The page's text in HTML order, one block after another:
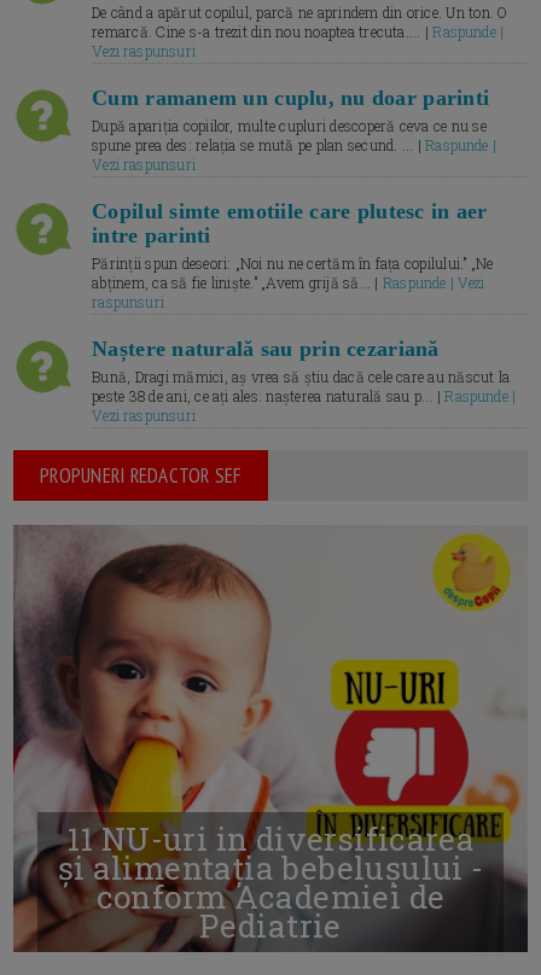
De când a apărut copilul, parcă ne aprindem din orice. Un ton. O
remarcă. Cine s-a trezit din nou noaptea trecuta.... |Raspunde |
Vezi raspunsuri
Cum ramanem un cuplu, nu doar parinti
După apariția copiilor, multe cupluri descoperă ceva ce nu se
spune prea des: relația se mută pe plan secund. ... |Raspunde |
Vezi raspunsuri
Copilul simte emotiile care plutesc in aer
intre parinti
Părinții spun deseori: „Noi nu ne certăm în fața copilului.” „Ne
abținem, ca să fie liniște.” „Avem grijă să... | Raspunde | Vezi
raspunsuri
Naștere naturală sau prin cezariană
Bună, Dragi mămici, aș vrea să știu dacă cele care au născut la
peste 38 de ani, ce ați ales: nașterea naturală sau p... |Raspunde |
Vezi raspunsuri
PROPUNERI REDACTOR SEF
11 NU-uri in diversificarea
și alimentația bebelușului -
conform Academiei de
Pediatrie